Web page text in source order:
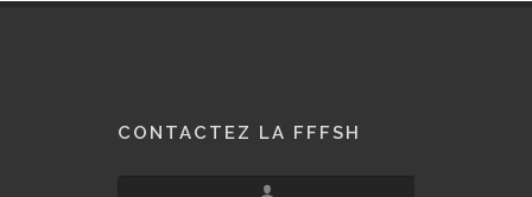
CONTACTEZ LA FFFSH